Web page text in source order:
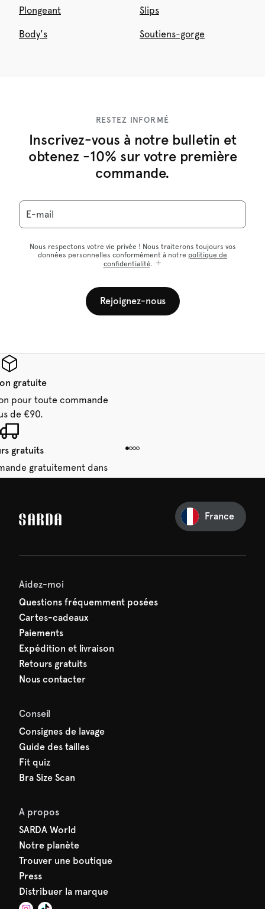
Plongeant Slips
Body's Soutiens-gorge
RESTEZ INFORMÉ
Inscrivez-vous à notre bulletin et
obtenez -10% sur votre première
commande.
E-mail
Nous respectons votre vie privée ! Nous traiterons toujours vos
données personnelles conformément à notre politique de
confidentialité.
Rejoignez-nous
gratuite
pour toute commande
de €90.
gratuits
gratuitement dans
jours.
commande
France
Aidez-moi
Questions fréquemment posées
Cartes-cadeaux
Paiements
Expédition et livraison
Retours gratuits
Nous contacter
Conseil
Consignes de lavage
Guide des tailles
Fit quiz
Bra Size Scan
A propos
SARDA World
Notre planète
Trouver une boutique
Press
Distribuer la marque